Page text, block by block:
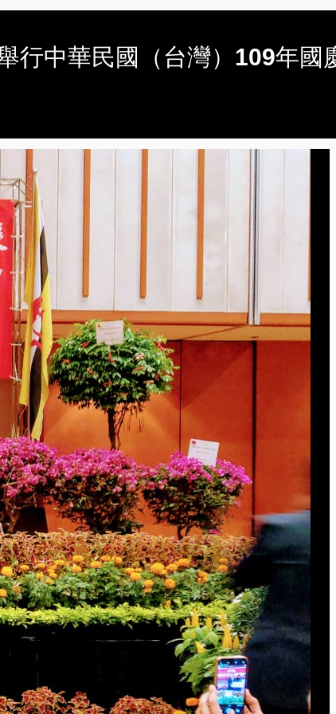
行中華民國（台灣）109年國